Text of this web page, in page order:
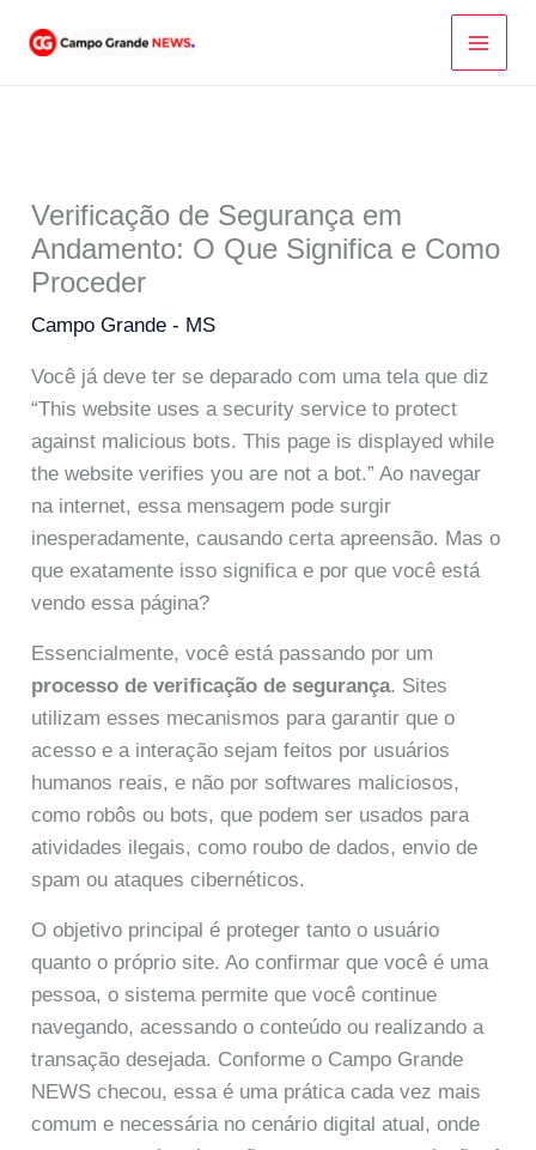
para
Verificação de Segurança em
Andamento: O Que Significa e Como
Proceder
Campo Grande - MS
Você já deve ter se deparado com uma tela que diz
“This website uses a security service to protect
against malicious bots. This page is displayed while
the website verifies you are not a bot.” Ao navegar
na internet, essa mensagem pode surgir
inesperadamente, causando certa apreensão. Mas o
que exatamente isso significa e por que você está
vendo essa página?
Essencialmente, você está passando por um
processo de verificação de segurança. Sites
utilizam esses mecanismos para garantir que o
acesso e a interação sejam feitos por usuários
humanos reais, e não por softwares maliciosos,
como robôs ou bots, que podem ser usados para
atividades ilegais, como roubo de dados, envio de
spam ou ataques cibernéticos.
O objetivo principal é proteger tanto o usuário
quanto o próprio site. Ao confirmar que você é uma
pessoa, o sistema permite que você continue
navegando, acessando o conteúdo ou realizando a
transação desejada. Conforme o Campo Grande
NEWS checou, essa é uma prática cada vez mais
comum e necessária no cenário digital atual, onde